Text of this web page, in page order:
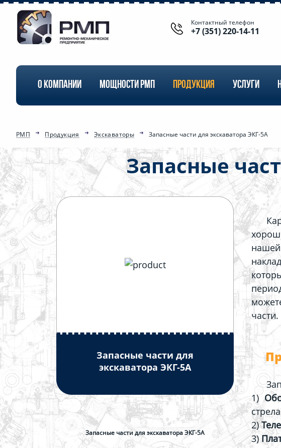
Контактный телефон
+7 (351) 220-14-11
О КОМПАНИИ МОЩНОСТИ РМП ПРОДУКЦИЯ УСЛУГИ
РМП Продукция Экскаваторы Запасные части для экскаватора ЭКГ-5А
Запасные
Запасные части для
экскаватора ЭКГ-5А
Запасные части для экскаватора ЭКГ-5А
части.
1)
2)
3)